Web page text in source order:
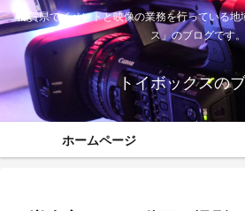
滋賀県でイベントと映像の業務を行っている
ス」のブログです。
トイボックスの
ホームページ